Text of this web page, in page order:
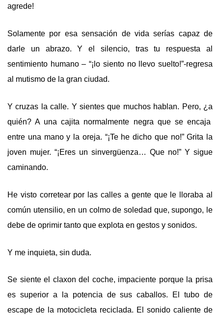
agrede!
Solamente por esa sensación de vida serías capaz de
darle un abrazo. Y el silencio, tras tu respuesta al
sentimiento humano – “¡lo siento no llevo suelto!”-regresa
al mutismo de la gran ciudad.
Y cruzas la calle. Y sientes que muchos hablan. Pero, ¿ a
quién? A una cajita normalmente negra que se encaja
entre una mano y la oreja. “¡Te he dicho que no!” Grita la
joven mujer. “¡Eres un sinvergüenza… Que no!” Y sigue
caminando.
He visto corretear por las calles a gente que le lloraba al
común utensilio, en un colmo de soledad que, supongo, le
debe de oprimir tanto que explota en gestos y sonidos.
Y me inquieta, sin duda.
Se siente el claxon del coche, impaciente porque la prisa
es superior a la potencia de sus caballos. El tubo de
escape de la motocicleta reciclada. El sonido caliente de